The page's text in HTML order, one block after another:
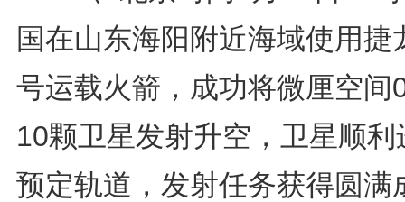
国在山东海阳附近海域使用捷
号运载火箭，成功将微厘空间
10颗卫星发射升空，卫星顺利
预定轨道，发射任务获得圆满